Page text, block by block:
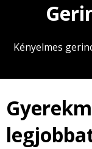
Kényelmes